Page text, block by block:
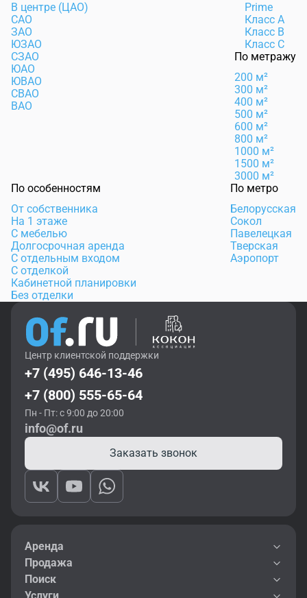
В центре (ЦАО)
САО
ЗАО
ЮЗАО
СЗАО
ЮАО
ЮВАО
СВАО
ВАО
Prime
Класс А
Класс B
Класс C
По метражу
200 м²
300 м²
400 м²
500 м²
600 м²
800 м²
1000 м²
1500 м²
3000 м²
По особенностям
От собственника
На 1 этаже
С мебелью
Долгосрочная аренда
С отдельным входом
С отделкой
Кабинетной планировки
Без отделки
По метро
Белорусская
Сокол
Павелецкая
Тверская
Аэропорт
Центр клиентской поддержки
+7 (495) 646-13-46
+7 (800) 555-65-64
Пн - Пт: с 9:00 до 20:00
info@of.ru
Заказать звонок
Аренда
Продажа
Поиск